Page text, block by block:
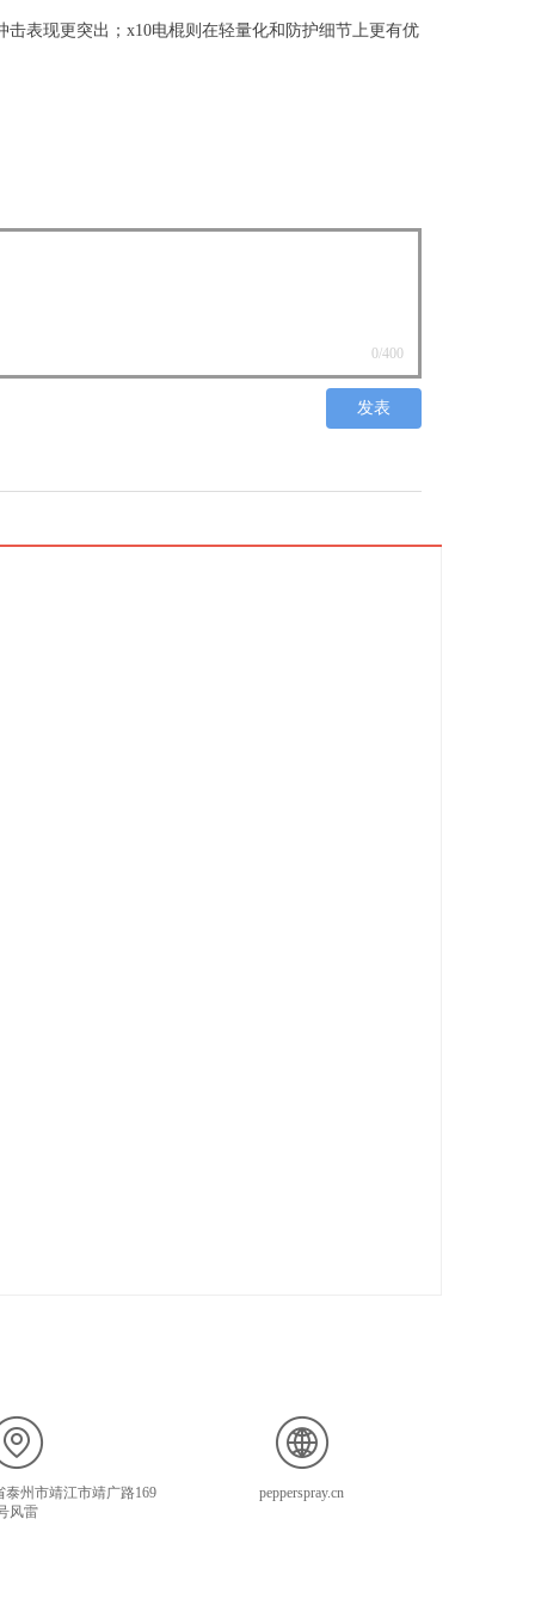
表现更突出；x10电棍则在轻量化和防护细节上更有优
0/400
发表
州市靖江市靖广路169
风雷
pepperspray.cn